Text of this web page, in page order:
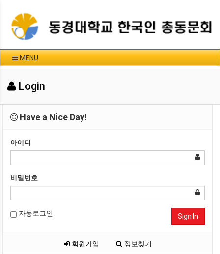
MENU
Login
Have a Nice Day!
아이디
비밀번호
자동로그인 Sign In
회원가입 정보찾기